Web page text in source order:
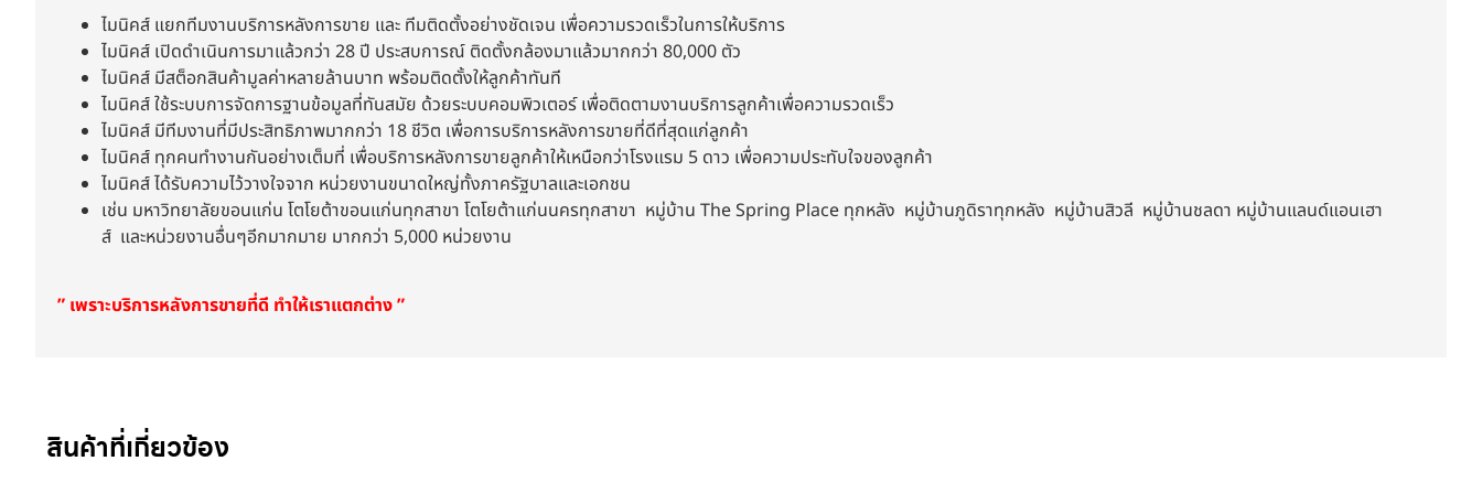
ไมนิคส์ แยกทีมงานบริการหลังการขาย และ ทีมติดตั้งอย่างชัดเจน เพื่อความรวดเร็วในการให้บริการ
ไมนิคส์ เปิดดำเนินการมาแล้วกว่า 28 ปี ประสบการณ์ ติดตั้งกล้องมาแล้วมากกว่า 80,000 ตัว
ไมนิคส์ มีสต็อกสินค้ามูลค่าหลายล้านบาท พร้อมติดตั้งให้ลูกค้าทันที
ไมนิคส์ ใช้ระบบการจัดการฐานข้อมูลที่ทันสมัย ด้วยระบบคอมพิวเตอร์ เพื่อติดตามงานบริการลูกค้าเพื่อความรวดเร็ว
ไมนิคส์ มีทีมงานที่มีประสิทธิภาพมากกว่า 18 ชีวิต เพื่อการบริการหลังการขายที่ดีที่สุดแก่ลูกค้า
ไมนิคส์ ทุกคนทำงานกันอย่างเต็มที่ เพื่อบริการหลังการขายลูกค้าให้เหนือกว่าโรงแรม 5 ดาว เพื่อความประทับใจของลูกค้า
ไมนิคส์ ได้รับความไว้วางใจจาก หน่วยงานขนาดใหญ่ทั้งภาครัฐบาลและเอกชน
เช่น มหาวิทยาลัยขอนแก่น โตโยต้าขอนแก่นทุกสาขา โตโยต้าแก่นนครทุกสาขา หมู่บ้าน The Spring Place ทุกหลัง หมู่บ้านภูดิราทุกหลัง หมู่บ้านสิวลี หมู่บ้านชลดา หมู่บ้านแลนด์แอนเฮา
ส์ และหน่วยงานอื่นๆอีกมากมาย มากกว่า 5,000 หน่วยงาน
” เพราะบริการหลังการขายที่ดี ทำให้เราแตกต่าง ”
สินค้าที่เกี่ยวข้อง